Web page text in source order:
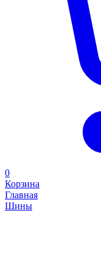
0
Корзина
Главная
Шины